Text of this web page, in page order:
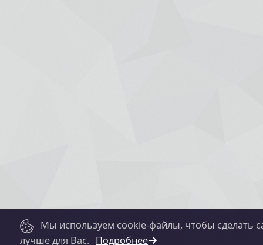
Мы используем cookie-файлы, чтобы сделать
лучше для Вас. Подробнее